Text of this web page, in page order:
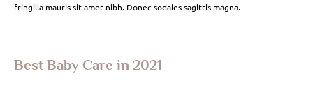
fringilla mauris sit amet nibh. Donec sodales sagittis magna.
Best Baby Care in 2021